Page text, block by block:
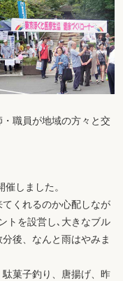
職員が地域の方々と交
しました。
くれるのか心配しなが
トを設営し､大きなブル
後、なんと雨はやみま
菓子釣り、唐揚げ、昨